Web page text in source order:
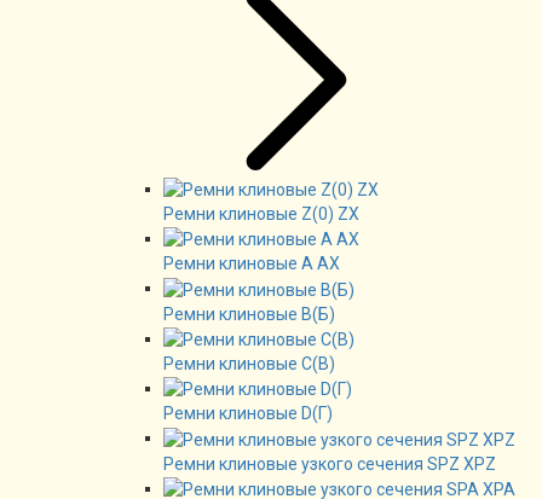
Ремни клиновые Z(0) ZX
Ремни клиновые А AX
Ремни клиновые В(Б)
Ремни клиновые C(B)
Ремни клиновые D(Г)
Ремни клиновые узкого сечения SPZ XPZ